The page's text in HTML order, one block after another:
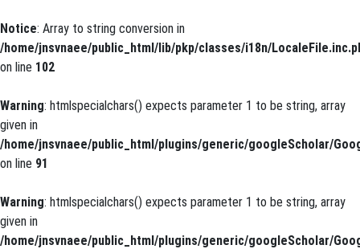
Notice: Array to string conversion in
/home/jnsvnaee/public_html/lib/pkp/classes/i18n/
on line 102
Warning: htmlspecialchars() expects parameter 1 to be string, array
given in
/home/jnsvnaee/public_html/plugins/generic/googleScholar/
on line 91
Warning: htmlspecialchars() expects parameter 1 to be string, array
given in
/home/jnsvnaee/public_html/plugins/generic/googleScholar/